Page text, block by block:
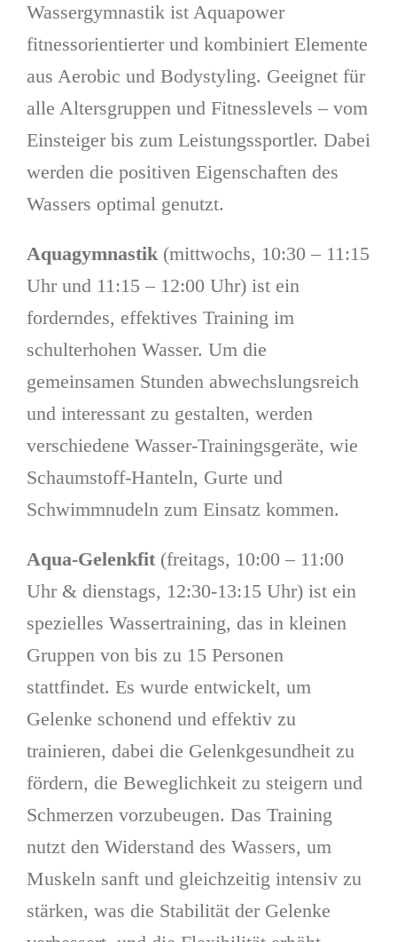
Wassergymnastik ist Aquapower
fitnessorientierter und kombiniert Elemente
aus Aerobic und Bodystyling. Geeignet für
alle Altersgruppen und Fitnesslevels – vom
Einsteiger bis zum Leistungssportler. Dabei
werden die positiven Eigenschaften des
Wassers optimal genutzt.
Aquagymnastik (mittwochs, 10:30 – 11:15
Uhr und 11:15 – 12:00 Uhr) ist ein
forderndes, effektives Training im
schulterhohen Wasser. Um die
gemeinsamen Stunden abwechslungsreich
und interessant zu gestalten, werden
verschiedene Wasser-Trainingsgeräte, wie
Schaumstoff-Hanteln, Gurte und
Schwimmnudeln zum Einsatz kommen.
Aqua-Gelenkfit (freitags, 10:00 – 11:00
Uhr & dienstags, 12:30-13:15 Uhr) ist ein
spezielles Wassertraining, das in kleinen
Gruppen von bis zu 15 Personen
stattfindet. Es wurde entwickelt, um
Gelenke schonend und effektiv zu
trainieren, dabei die Gelenkgesundheit zu
fördern, die Beweglichkeit zu steigern und
Schmerzen vorzubeugen. Das Training
nutzt den Widerstand des Wassers, um
Muskeln sanft und gleichzeitig intensiv zu
stärken, was die Stabilität der Gelenke